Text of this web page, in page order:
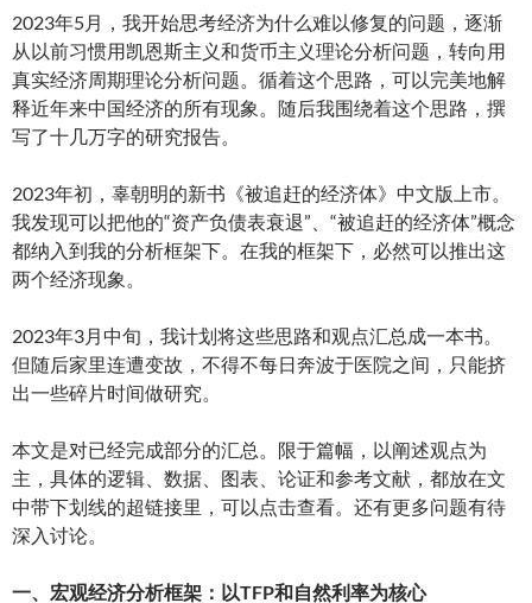
2023年5月，我开始思考经济为什么难以修复的问题，逐渐
从以前习惯用凯恩斯主义和货币主义理论分析问题，转向用
真实经济周期理论分析问题。循着这个思路，可以完美地解
释近年来中国经济的所有现象。随后我围绕着这个思路，撰
写了十几万字的研究报告。
2023年初，辜朝明的新书《被追赶的经济体》中文版上市。
我发现可以把他的“资产负债表衰退”、“被追赶的经济体”概念
都纳入到我的分析框架下。在我的框架下，必然可以推出这
两个经济现象。
2023年3月中旬，我计划将这些思路和观点汇总成一本书。
但随后家里连遭变故，不得不每日奔波于医院之间，只能挤
出一些碎片时间做研究。
本文是对已经完成部分的汇总。限于篇幅，以阐述观点为
主，具体的逻辑、数据、图表、论证和参考文献，都放在文
中带下划线的超链接里，可以点击查看。还有更多问题有待
深入讨论。
一、宏观经济分析框架：以TFP和自然利率为核心